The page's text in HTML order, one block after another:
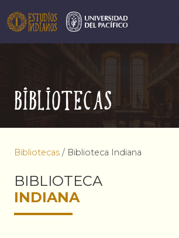
Bibliotecas
Bibliotecas / Biblioteca Indiana
BIBLIOTECA
INDIANA